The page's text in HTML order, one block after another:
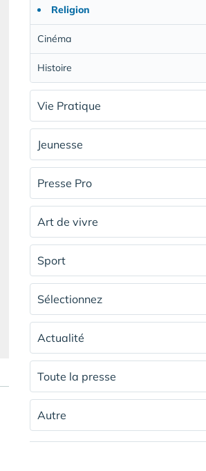
Religion
Cinéma
Histoire
Vie Pratique
Jeunesse
Presse Pro
Art de vivre
Sport
Sélectionnez
Actualité
Toute la presse
Autre